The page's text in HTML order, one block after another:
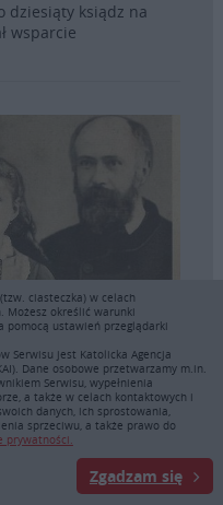
dziesiąty ksiądz na
wsparcie
i jej rodziców
ciasteczka) w celach
Możesz określić warunki
pomocą ustawień przeglądarki
Serwisu jest Katolicka Agencja
Dane osobowe przetwarzamy m.in.
Serwisu, wypełnienia
a także w celach kontaktowych i
danych, ich sprostowania,
sprzeciwu, a także prawo do
prywatności.
Zgadzam się